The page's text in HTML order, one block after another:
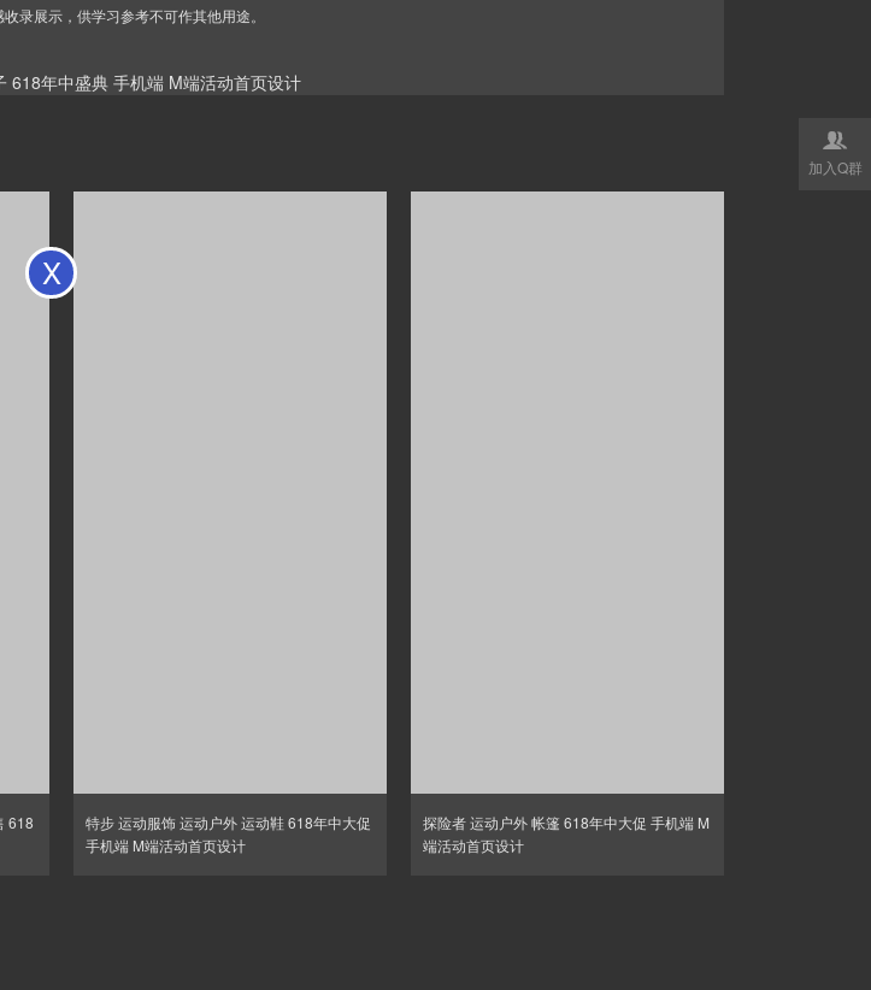
录展示，供学习参考不可作其他用途。
618
特步 运动服饰 运动户外 运动鞋 618年中大促
手机端 M端活动首页设计
探险者 运动户外 帐篷 618年中大促 手机端 M
端活动首页设计

加入Q群
X